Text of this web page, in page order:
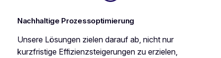
Nachhaltige Prozessoptimierung
Unsere Lösungen zielen darauf ab, nicht nur
kurzfristige Effizienzsteigerungen zu erzielen,